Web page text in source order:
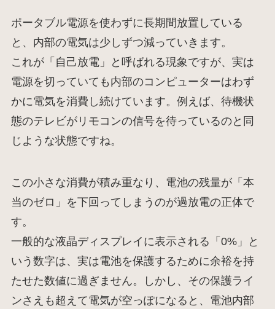
ポータブル電源を使わずに長期間放置している
と、内部の電気は少しずつ減っていきます。
これが「自己放電」と呼ばれる現象ですが、実は
電源を切っていても内部のコンピューターはわず
かに電気を消費し続けています。例えば、待機状
態のテレビがリモコンの信号を待っているのと同
じような状態ですね。
この小さな消費が積み重なり、電池の残量が「本
当のゼロ」を下回ってしまうのが過放電の正体で
す。
一般的な液晶ディスプレイに表示される「0%」と
いう数字は、実は電池を保護するために余裕を持
たせた数値に過ぎません。しかし、その保護ライ
ンさえも超えて電気が空っぽになると、電池内部